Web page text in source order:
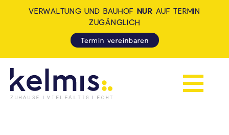
Navigation
VERWALTUNG UND BAUHOF NUR AUF TERMIN
ZUGÄNGLICH
Termin vereinbaren